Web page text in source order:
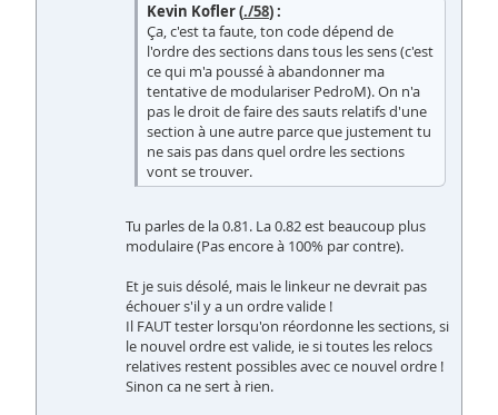
Kevin Kofler (./58) :
Ça, c'est ta faute, ton code dépend de
l'ordre des sections dans tous les sens (c'est
ce qui m'a poussé à abandonner ma
tentative de modulariser PedroM). On n'a
pas le droit de faire des sauts relatifs d'une
section à une autre parce que justement tu
ne sais pas dans quel ordre les sections
vont se trouver.
Tu parles de la 0.81. La 0.82 est beaucoup plus
modulaire (Pas encore à 100% par contre).
Et je suis désolé, mais le linkeur ne devrait pas
échouer s'il y a un ordre valide !
Il FAUT tester lorsqu'on réordonne les sections, si
le nouvel ordre est valide, ie si toutes les relocs
relatives restent possibles avec ce nouvel ordre !
Sinon ca ne sert à rien.